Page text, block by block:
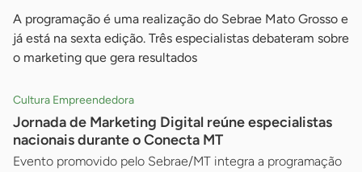
A programação é uma realização do Sebrae Mato Grosso e
já está na sexta edição. Três especialistas debateram sobre
o marketing que gera resultados
Cultura Empreendedora
Jornada de Marketing Digital reúne especialistas
nacionais durante o Conecta MT
Evento promovido pelo Sebrae/MT integra a programação